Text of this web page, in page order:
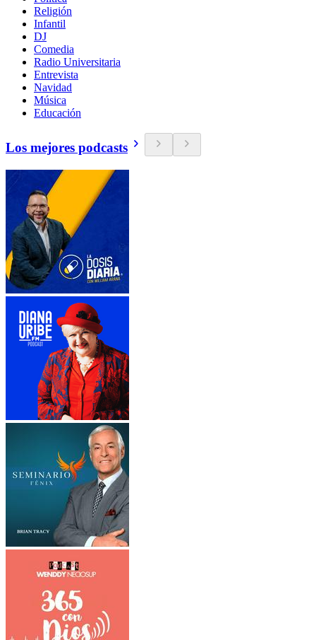
Religión
Infantil
DJ
Comedia
Radio Universitaria
Entrevista
Navidad
Música
Educación
Los mejores podcasts